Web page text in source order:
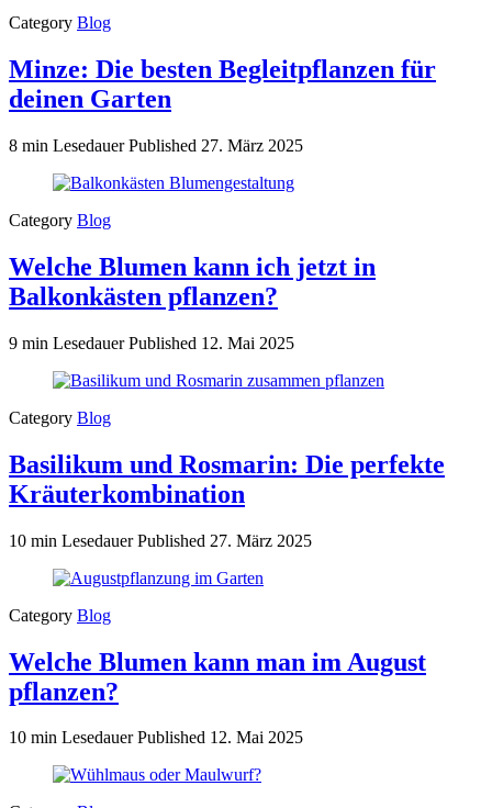
Category Blog
Minze: Die besten Begleitpflanzen für
deinen Garten
8 min LesedauerPublished 27. März 2025
Category Blog
Welche Blumen kann ich jetzt in
Balkonkästen pflanzen?
9 min LesedauerPublished 12. Mai 2025
Category Blog
Basilikum und Rosmarin: Die perfekte
Kräuterkombination
10 min LesedauerPublished 27. März 2025
Category Blog
Welche Blumen kann man im August
pflanzen?
10 min LesedauerPublished 12. Mai 2025